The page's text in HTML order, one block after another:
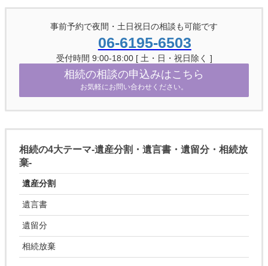
事前予約で夜間・土日祝日の相談も可能です
06-6195-6503
受付時間 9:00-18:00 [ 土・日・祝日除く ]
相続の相談の申込みはこちら
お気軽にお問い合わせください。
相続の4大テーマ-遺産分割・遺言書・遺留分・相続放
棄-
遺産分割
遺言書
遺留分
相続放棄